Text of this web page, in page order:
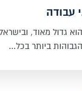
עבודה
גדול מאוד,
ביותר בכל...